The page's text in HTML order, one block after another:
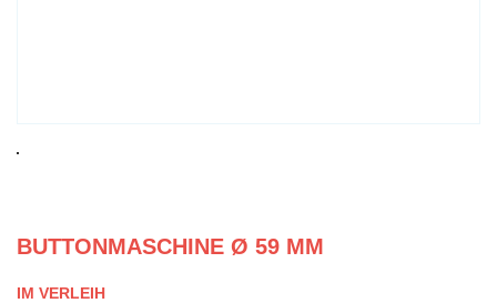
BUTTONMASCHINE Ø 59 MM
IM VERLEIH